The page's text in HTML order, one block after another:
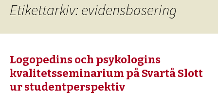
Etikettarkiv: evidensbasering
Logopedins och psykologins
kvalitetsseminarium på Svartå Slott
ur studentperspektiv